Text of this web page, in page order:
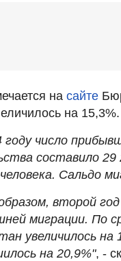
на сайте
на 15,3%.
году число
составило 29
Сальдо
второй
миграции. По
увеличилось
на 20,9%", -